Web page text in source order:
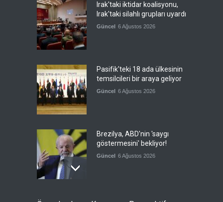
Irak'taki iktidar koalisyonu,
Irak'taki silahlı grupları uyardı
Güncel 6 Ağustos 2026
Pasifik'teki 18 ada ülkesinin
temsilcileri bir araya geliyor
Güncel 6 Ağustos 2026
Brezilya, ABD'nin 'saygı
göstermesini' bekliyor!
Güncel 6 Ağustos 2026